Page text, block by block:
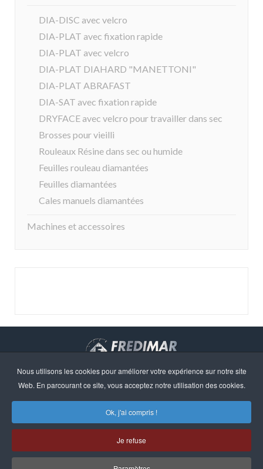
DIA-DISC avec velcro
DIA-PLAT avec fixation rapide
DIA-PLAT avec velcro
DIA-PLAT DIAHARD "MANETTONI"
DIA-PLAT ABRAFAST
DIA-SAT avec fixation rapide
DRYFACE avec velcro pour travailler dans sec
Brosses pour vieilli
Rouleaux Résine dans sec ou humide
Feuilles rouleau diamantées
Feuilles diamantées
Cales manuels diamantées
Machines et accessoires
Droits d'auteur © 2023 · FREDIMAR, S.A. · Web design:
Information Légale
Politique de Confidentialité
Politique de Cookies
Nous utilisons les cookies pour améliorer votre expérience sur notre site
Web. En parcourant ce site, vous acceptez notre utilisation des cookies.
Ok, j'ai compris !
Je refuse